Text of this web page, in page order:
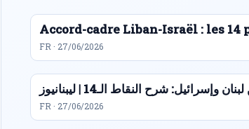
Accord-cadre Liban-Israël : les
FR · 27/06/2026
وإسرائيل: شرح النقاط الـ14 | ليبنانيوز
FR · 27/06/2026